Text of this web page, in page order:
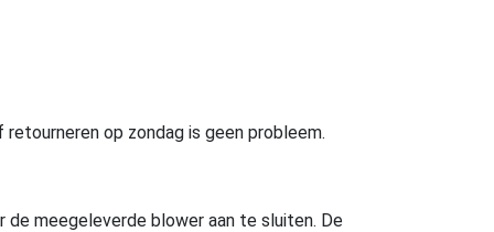
op zondag is geen probleem.
meegeleverde blower aan te sluiten. De